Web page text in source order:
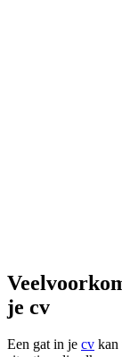
je cv
Een gat in je cv kan